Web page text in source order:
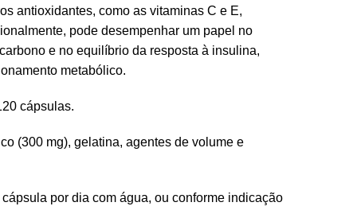
antioxidantes, como as vitaminas C e E,
pode desempenhar um papel no
e no equilíbrio da resposta à insulina,
metabólico.
cápsulas.
(300 mg), gelatina, agentes de volume e
por dia com água, ou conforme indicação